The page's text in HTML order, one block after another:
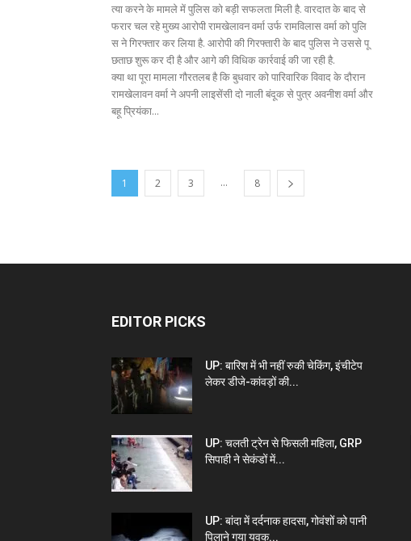
त्या करने के मामले में पुलिस को बड़ी सफलता मिली है. वारदात के बाद से
फरार चल रहे मुख्य आरोपी रामखेलावन वर्मा उर्फ रामविलास वर्मा को पुलि
स ने गिरफ्तार कर लिया है. आरोपी की गिरफ्तारी के बाद पुलिस ने उससे पू
छताछ शुरू कर दी है और आगे की विधिक कार्रवाई की जा रही है.
क्या था पूरा मामला गौरतलब है कि बुधवार को पारिवारिक विवाद के दौरान
रामखेलावन वर्मा ने अपनी लाइसेंसी दो नाली बंदूक से पुत्र अवनीश वर्मा और
बहू प्रियंका...
1 2 3 ... 8
EDITOR PICKS
UP: बारिश में भी नहीं रुकी चेकिंग, इंचीटेप
लेकर डीजे-कांवड़ों की...
UP: चलती ट्रेन से फिसली महिला, GRP
सिपाही ने सेकंडों में...
UP: बांदा में दर्दनाक हादसा, गोवंशों को पानी
पिलाने गया युवक...